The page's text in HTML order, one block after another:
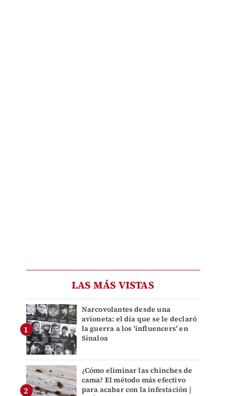
LAS MÁS VISTAS
Narcovolantes desde una
avioneta: el día que se le declaró
la guerra a los 'influencers' en
Sinaloa
¿Cómo eliminar las chinches de
cama? El método más efectivo
para acabar con la infestación |